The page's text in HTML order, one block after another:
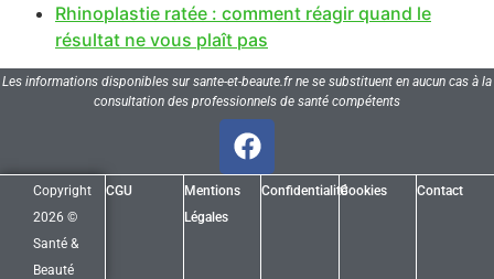
Rhinoplastie ratée : comment réagir quand le
résultat ne vous plaît pas
Les informations disponibles sur sante-et-beaute.fr ne se substituent en aucun cas à la
consultation des professionnels de santé compétents
Copyright
2026 ©
Santé &
Beauté
CGU
Mentions
Légales
ConfidentialitéCookies Contact